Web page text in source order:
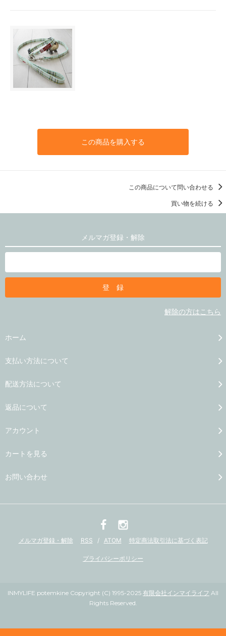
この商品を購入する
この商品について問い合わせる
買い物を続ける
メルマガ登録・解除
解除の方はこちら
ホーム
支払い方法について
配送方法について
返品について
アカウント
カートを見る
お問い合わせ
メルマガ登録・解除 RSS / ATOM 特定商法取引法に基づく表記
プライバシーポリシー
INMYLIFE potemkine Copyright (C) 1995-2025 有限会社インマイライフ All
Rights Reserved.